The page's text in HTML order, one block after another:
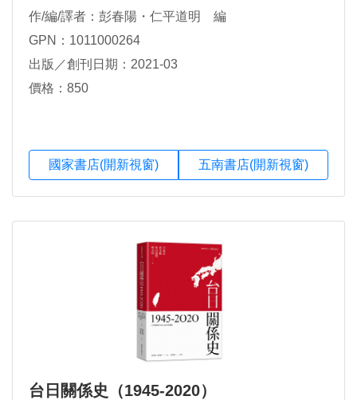
作/編/譯者：彭春陽・仁平道明 編
GPN：1011000264
出版／創刊日期：2021-03
價格：850
國家書店(開新視窗) 五南書店(開新視窗)
台日關係史（1945-2020）